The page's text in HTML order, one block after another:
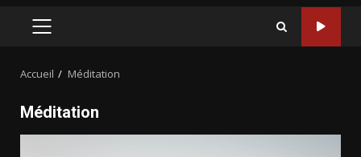
MENU
Accueil Méditation
Méditation